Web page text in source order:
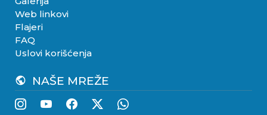
Web linkovi
Flajeri
FAQ
Uslovi korišćenja
public NAŠE MREŽE